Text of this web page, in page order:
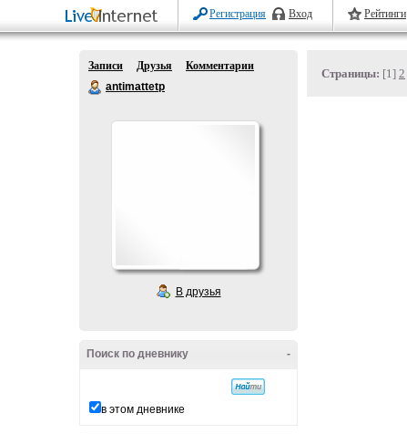
Регистрация Вход Рейтинги
Записи Друзья
Комментарии
antimattetp
В друзья
-
Поиск по дневнику
в этом дневнике
Страницы: [1] 2